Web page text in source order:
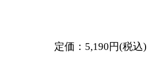
定価： 5,190円(税込)